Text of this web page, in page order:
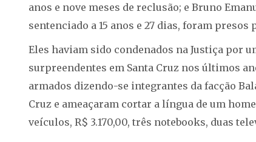
anos e nove meses de reclusão; e Bruno
sentenciado a 15 anos e 27 dias, foram presos
Eles haviam sido condenados na Justiça por
surpreendentes em Santa Cruz nos últimos
armados dizendo-se integrantes da facção
Cruz e ameaçaram cortar a língua de um
veículos, R$ 3.170,00, três notebooks, duas